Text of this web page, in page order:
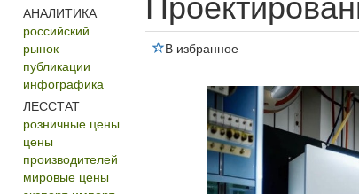
АНАЛИТИКА
российский
рынок
публикации
инфографика
ЛЕССТАТ
розничные цены
цены
производителей
мировые цены
В избранное